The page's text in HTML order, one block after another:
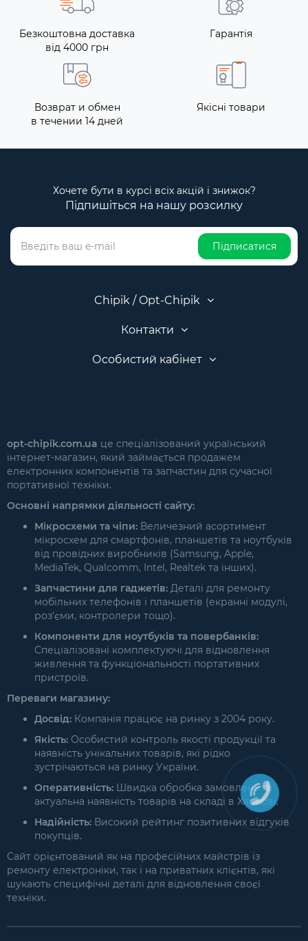
Безкоштовна доставка
від 4000 грн
Гарантія
Возврат и обмен
в течении 14 дней
Якісні товари
Хочете бути в курсі всіх акцій і знижок?
Підпишіться на нашу розсилку
Підписатися
Chipik / Opt-Chipik
Контакти
Особистий кабінет
opt-chipik.com.ua це спеціалізований український
інтернет-магазин, який займається продажем
електронних компонентів та запчастин для сучасної
портативної техніки.
Основні напрямки діяльності сайту:
Мікросхеми та чіпи: Величезний асортимент
мікросхем для смартфонів, планшетів та ноутбуків
від провідних виробників (Samsung, Apple,
MediaTek, Qualcomm, Intel, Realtek та інших).
Запчастини для гаджетів: Деталі для ремонту
мобільних телефонів і планшетів (екранні модулі,
роз'єми, контролери тощо).
Компоненти для ноутбуків та повербанків:
Спеціалізовані комплектуючі для відновлення
живлення та функціональності портативних
пристроїв.
Переваги магазину:
Досвід: Компанія працює на ринку з 2004 року.
Якість: Особистий контроль якості продукції та
наявність унікальних товарів, які рідко
зустрічаються на ринку України.
Оперативність: Швидка обробка замовлень та
актуальна наявність товарів на складі в Харкові.
Надійність: Високий рейтинг позитивних відгуків
покупців.
Сайт орієнтований як на професійних майстрів із
ремонту електроніки, так і на приватних клієнтів, які
шукають специфічні деталі для відновлення своєї
техніки.